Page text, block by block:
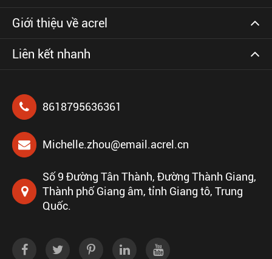
Giới thiệu về acrel
Liên kết nhanh
8618795636361
Michelle.zhou@email.acrel.cn
Số 9 Đường Tân Thành, Đường Thành Giang,
Thành phố Giang âm, tỉnh Giang tô, Trung
Quốc.